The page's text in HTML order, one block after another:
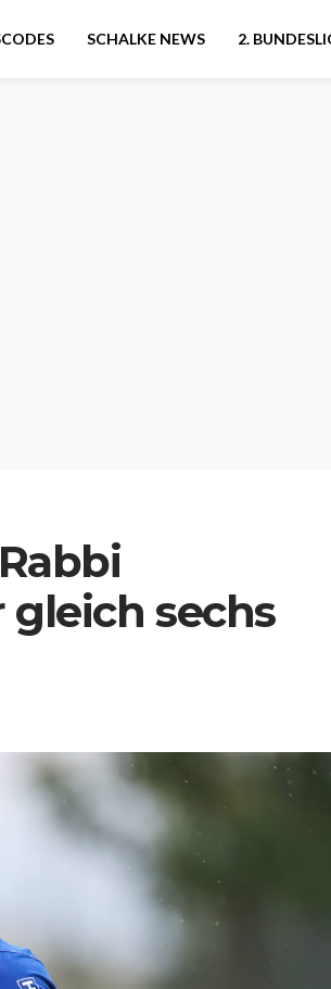
SCHALKE NEWS 2.
gleich sechs